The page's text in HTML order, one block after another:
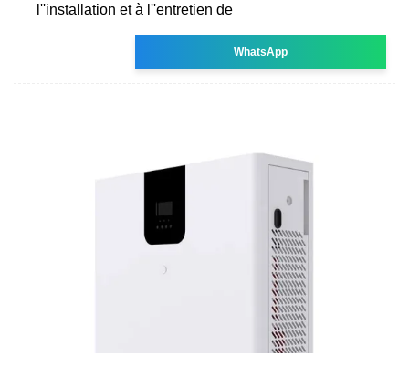
l''installation et à l''entretien de
WhatsApp